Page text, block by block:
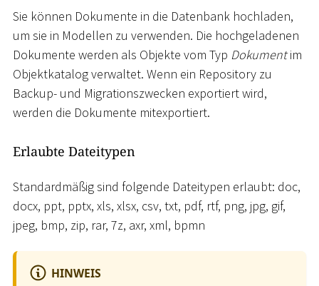
Sie können Dokumente in die Datenbank hochladen,
um sie in Modellen zu verwenden. Die hochgeladenen
Dokumente werden als Objekte vom Typ Dokumentim
Objektkatalog verwaltet. Wenn ein Repository zu
Backup- und Migrationszwecken exportiert wird,
werden die Dokumente mitexportiert.
Erlaubte Dateitypen
Standardmäßig sind folgende Dateitypen erlaubt: doc,
docx, ppt, pptx, xls, xlsx, csv, txt, pdf, rtf, png, jpg, gif,
jpeg, bmp, zip, rar, 7z, axr, xml, bpmn
HINWEIS